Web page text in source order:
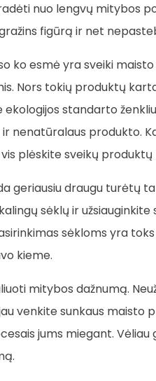
nuo lengvų mitybos
figūrą ir net
ko esmė yra sveiki
Nors tokių produktų
standarto
nenatūralaus produkto.
plėskite sveikų
geriausiu draugu turėtų
sėklų ir užsiauginkite
sėkloms yra
kieme.
mitybos dažnumą.
venkite sunkaus maisto
jums miegant.